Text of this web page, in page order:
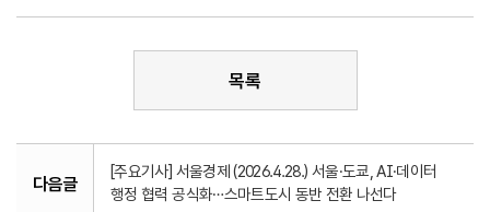
목록
다음글
[주요기사] 서울경제 (2026.4.28.) 서울·도쿄, AI·데이터
행정 협력 공식화…스마트도시 동반 전환 나선다